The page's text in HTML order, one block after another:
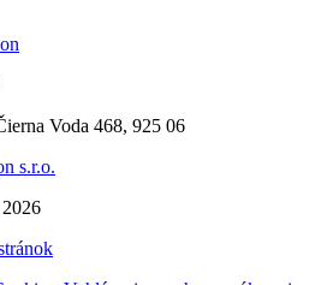
Voda 468, 925 06
s.r.o.